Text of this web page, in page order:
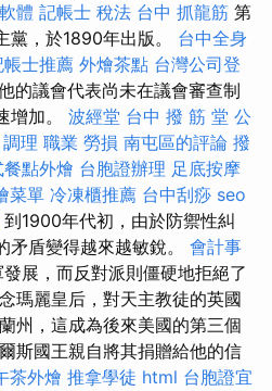
體 記帳士 稅法 台中 抓龍筋 第
黨，於1890年出版。 台中全身
帳士推薦 外燴茶點 台灣公司登
的議會代表尚未在議會審查制
增加。 波經堂 台中 撥 筋 堂 公
理 職業 勞損 南屯區的評論 撥
餐點外燴 台胞證辦理 足底按摩
菜單 冷凍櫃推薦 台中刮痧 seo
到1900年代初，由於防禦性糾
矛盾變得越來越敏銳。 會計事
展，而反對派則僵硬地拒絕了
瑪麗皇后，對天主教徒的英國
州，這成為後來美國的第三個
斯國王親自將其捐贈給他的信
茶外燴 推拿學徒 html 台胞證宜